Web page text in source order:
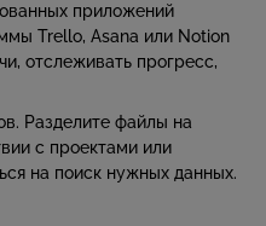
приложений
Trello, Asana или Notion
отслеживать прогресс,
Разделите файлы на
с проектами или
на поиск нужных данных.